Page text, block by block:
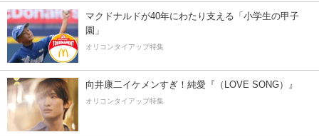
マクドナルドが40年にわたり支える「小学生の甲子
園」
オリコンタイアップ特集
向井康二イケメンすぎ！純愛『（LOVE SONG）』
オリコンタイアップ特集